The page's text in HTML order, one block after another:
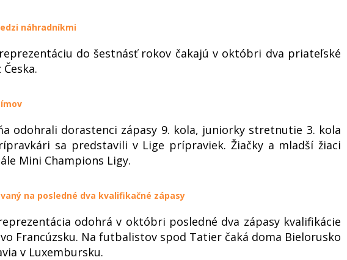
náhradníkmi
do šestnásť rokov čakajú v októbri dva priateľské
odohrali dorastenci zápasy 9. kola, juniorky stretnutie 3. kola
sa predstavili v Lige prípraviek. Žiačky a mladší žiaci
Mini Champions Ligy.
na posledné dva kvalifikačné zápasy
odohrá v októbri posledné dva zápasy kvalifikácie
Francúzsku. Na futbalistov spod Tatier čaká doma Bielorusko
v Luxembursku.